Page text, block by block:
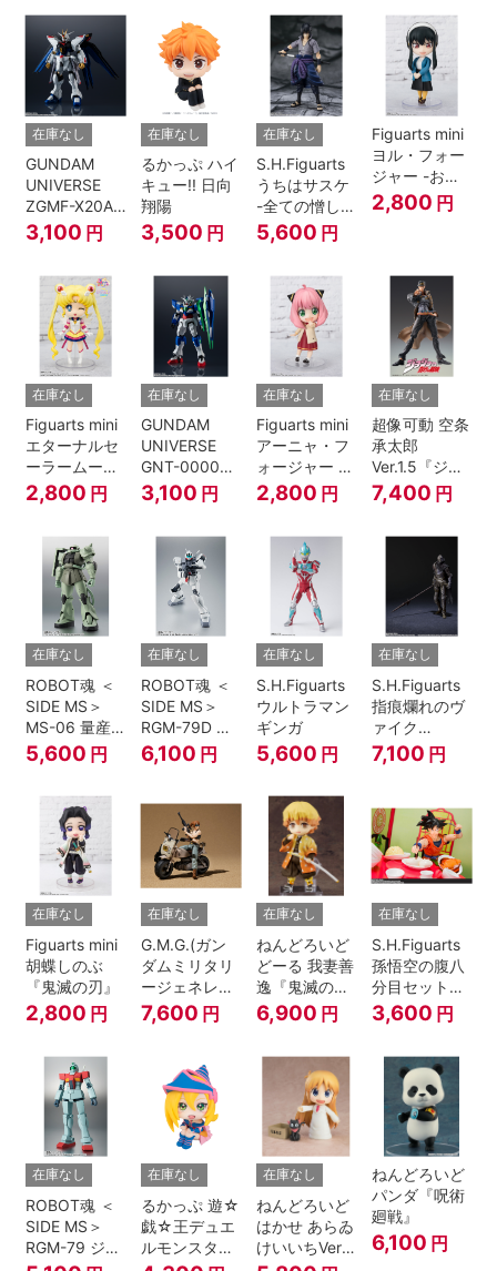
在庫なし
GUNDAM
UNIVERSE
ZGMF-X20A
STRIKE
FREEDOM
3,100 円
在庫なし
るかっぷ ハイ
キュー!! 日向
翔陽
3,500 円
在庫なし
S.H.Figuarts
うちはサスケ
-全ての憎しみ
を背負う者-
『NARUTO -
5,600 円
Figuarts mini
ヨル・フォー
ジャー -おで
けけこーで-
『SPY×FAMILY』
2,800 円
在庫なし
Figuarts mini
エターナルセ
ーラームーン-
Cosmos
edition-『美
ラームーン
Cosmos』
2,800 円
在庫なし
GUNDAM
UNIVERSE
GNT-0000
00 QAN[T]
3,100 円
在庫なし
Figuarts mini
アーニャ・フ
ォージャー -
おでけけこー
で-
2,800 円
在庫なし
超像可動 空条
承太郎
Ver.1.5『ジョ
ジョの奇妙な
冒険 第3部』
7,400 円
在庫なし
ROBOT魂 ＜
SIDE MS＞
MS-06 量産
型ザク ver.
A.N.I.M.E.
5,600 円
在庫なし
ROBOT魂 ＜
SIDE MS＞
RGM-79D ジ
ム寒冷地仕様
ver.
6,100 円
在庫なし
S.H.Figuarts
ウルトラマン
ギンガ
5,600 円
在庫なし
S.H.Figuarts
指痕爛れのヴ
ァイク
『ELDEN
RING』
7,100 円
在庫なし
Figuarts mini
胡蝶しのぶ
『鬼滅の刃』
2,800 円
在庫なし
G.M.G.(ガン
ダムミリタリ
ージェネレー
ション） 機動
戦士ガンダム
地球連邦軍V-
SP09 一般兵
士＆連邦兵専
用バイク
7,600 円
在庫なし
ねんどろいど
どーる 我妻善
逸『鬼滅の
刃』
6,900 円
在庫なし
S.H.Figuarts
孫悟空の腹八
分目セット
『ドラゴンボ
ールZ』
3,600 円
在庫なし
ROBOT魂 ＜
SIDE MS＞
RGM-79 ジム
在庫なし
るかっぷ 遊☆
戯☆王デュエ
ルモンスター
在庫なし
ねんどろいど
はかせ あらゐ
けいいちVer.
ねんどろいど
パンダ『呪術
廻戦』
6,100 円